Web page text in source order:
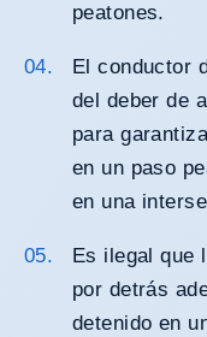
peatones.
El conductor
del deber de
para
en un paso
en una
Es ilegal que
por detrás
detenido en